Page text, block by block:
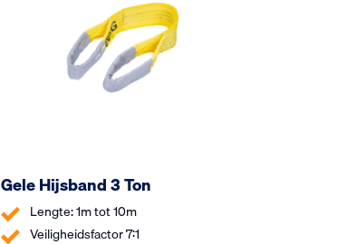
Gele Hijsband 3 Ton
Lengte: 1m tot 10m
Veiligheidsfactor 7:1